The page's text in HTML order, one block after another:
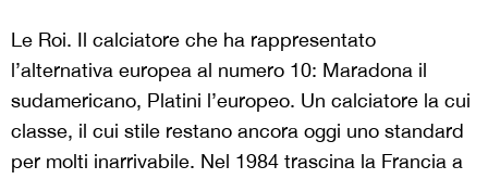
Le Roi. Il calciatore che ha rappresentato
l’alternativa europea al numero 10: Maradona il
sudamericano, Platini l’europeo. Un calciatore la cui
classe, il cui stile restano ancora oggi uno standard
per molti inarrivabile. Nel 1984 trascina la Francia a